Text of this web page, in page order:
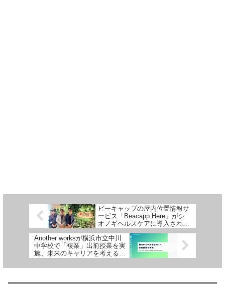
ビーキャップの屋内位置情報サ
ービス「Beacapp Here」がシ
オノギヘルスケアに導入され、
Another worksが横浜市立中川
中学校で「複業」出前授業を実
施、未来のキャリアを考える機